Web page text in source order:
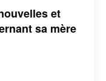
et
sa mère